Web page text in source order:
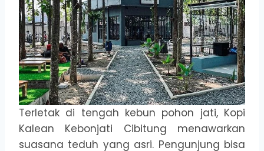
Terletak di tengah kebun pohon jati, Kopi
Kalean Kebonjati Cibitung menawarkan
suasana teduh yang asri. Pengunjung bisa